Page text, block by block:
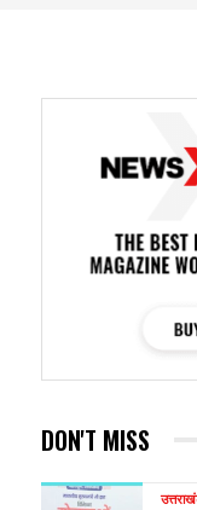
DON'T MISS